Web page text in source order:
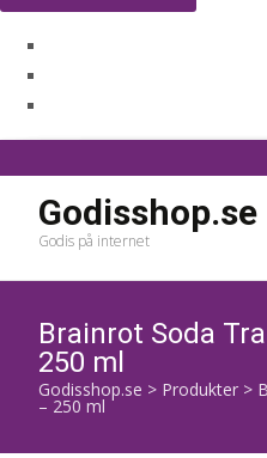
Godisshop.se
Godis på internet
Brainrot Soda
250 ml
Godisshop.se > Produkter >
– 250 ml